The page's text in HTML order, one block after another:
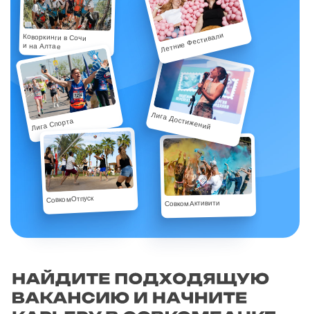
Коворкинги в Сочи
и на Алтае Летние Фестивали
Лига Спорта Лига Достижений
СовкомАктивити
СовкомОтпуск